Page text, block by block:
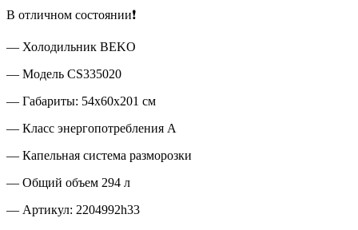
В отличном состоянии❗
— Холодильник BEKO
— Модель CS335020
— Габариты: 54x60x201 см
— Класс энергопотребления A
— Капельная система разморозки
— Общий объем 294 л
— Артикул: 2204992h33